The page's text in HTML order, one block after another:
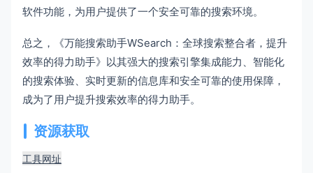
软件功能，为用户提供了一个安全可靠的搜索环境。
总之，《万能搜索助手WSearch：全球搜索整合者，提升
效率的得力助手》以其强大的搜索引擎集成能力、智能化
的搜索体验、实时更新的信息库和安全可靠的使用保障，
成为了用户提升搜索效率的得力助手。
资源获取
工具网址